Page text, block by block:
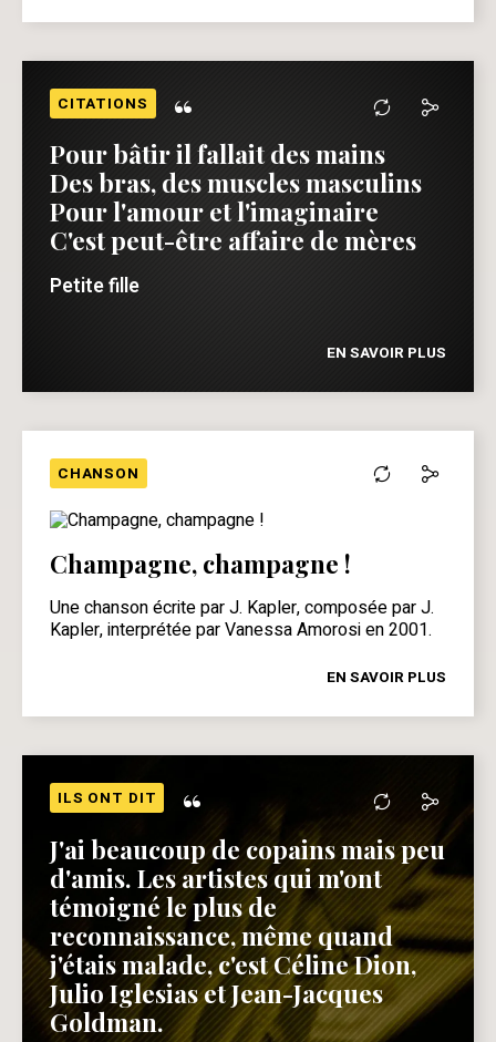
CITATIONS “
Pour bâtir il fallait des mains
Des bras, des muscles masculins
Pour l'amour et l'imaginaire
C'est peut-être affaire de mères
Petite fille
EN SAVOIR PLUS
CHANSON
Champagne, champagne !
Une chanson écrite par J. Kapler, composée par J.
Kapler, interprétée par Vanessa Amorosi en 2001.
EN SAVOIR PLUS
ILS ONT DIT “
J'ai beaucoup de copains mais peu
d'amis. Les artistes qui m'ont
témoigné le plus de
reconnaissance, même quand
j'étais malade, c'est Céline Dion,
Julio Iglesias et Jean-Jacques
Goldman.